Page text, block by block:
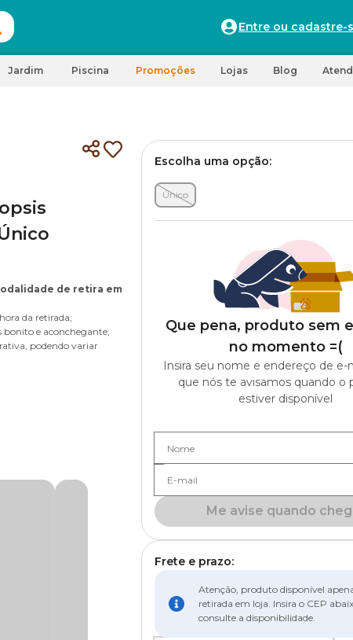
Entre ou cadastre-
Jardim Piscina Promoções Lojas Blog
de retira em
da retirada;
e aconchegante;
podendo variar
Escolha uma opção:
Único
Que pena, produto sem
no momento =(
Insira seu nome e endereço de e-
que nós te avisamos quando o
estiver disponível
Nome
E-mail
Me avise quando
Frete e prazo:
Atenção, produto disponível
retirada em loja. Insira o CEP
consulte a disponibilidade.